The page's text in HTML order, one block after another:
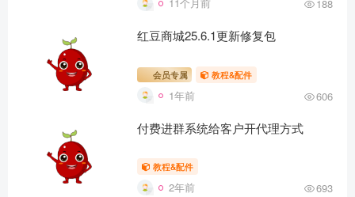
188
红豆商城25.6.1更新修复包
会员专属 教程&配件
1年前 606
付费进群系统给客户开代理方式
教程&配件
2年前 693